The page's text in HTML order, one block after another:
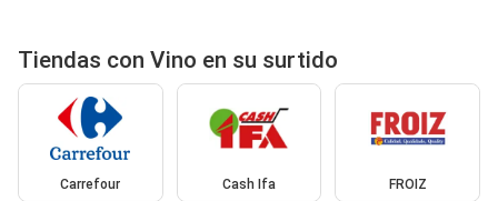
Tiendas con Vino en su surtido
Carrefour Cash Ifa FROIZ